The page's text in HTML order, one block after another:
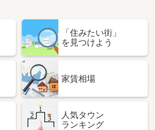
「住みたい街」
を見つけよう
家賃相場
人気タウン
ランキング